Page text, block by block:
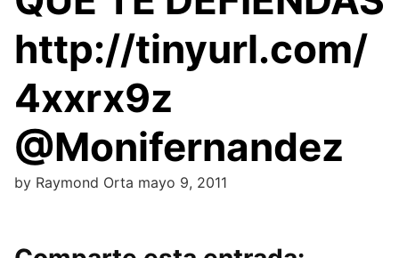
http://tinyurl.com/
4xxrx9z
@Monifernandez
by Raymond Orta mayo 9, 2011